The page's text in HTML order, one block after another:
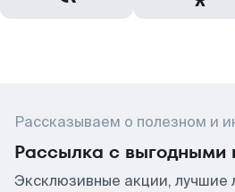
Рассказываем о полезном и
Рассылка с выгодными
Эксклюзивные акции, лучшие